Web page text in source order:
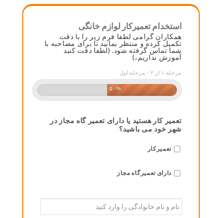
استخدام تعمیرکار لوازم خانگی
همکاران گرامی لطفا فرم زیر را با دقت
تکمیل کرده و منتظر بمانید تا برای مصاحبه با
شما تماس گرفته شود. (لطفا دقت کنید
آموزش نداریم،)
مرحله ۱ از ۲ - مرحله اول
۵۰%
تعمیر کار هستید یا دارای تعمیر گاه مجاز در
شهر خود می باشید؟
تعمیرکار
دارای تعمیرگاه مجاز
نام
و
نام